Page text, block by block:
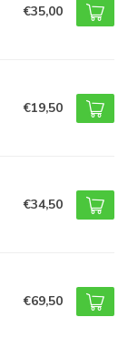
€35,00
€19,50
€34,50
€69,50